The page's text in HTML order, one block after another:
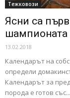
Тежковози
Ясни са
шампионата
13.02.2018
Календарът на
определи
Календарът за
порода е готов със...